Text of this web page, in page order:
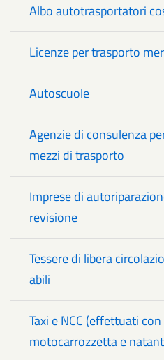
Albo autotrasportatori
Licenze per trasporto
Autoscuole
Agenzie di consulenza
mezzi di trasporto
Imprese di
revisione
Tessere di libera
abili
Taxi e NCC (effettuati
motocarrozzetta e